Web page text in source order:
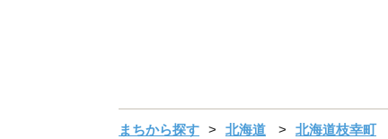
まちから探す 北海道 北海道枝幸町